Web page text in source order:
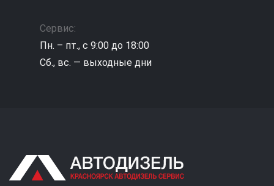
Сервис:
Пн. – пт., с 9:00 до 18:00
Сб., вс. — выходные дни